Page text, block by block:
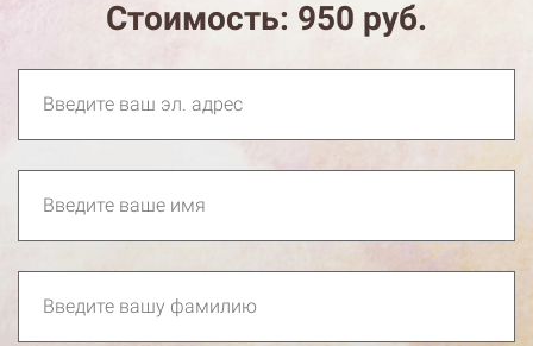
Стоимость: 950 руб.